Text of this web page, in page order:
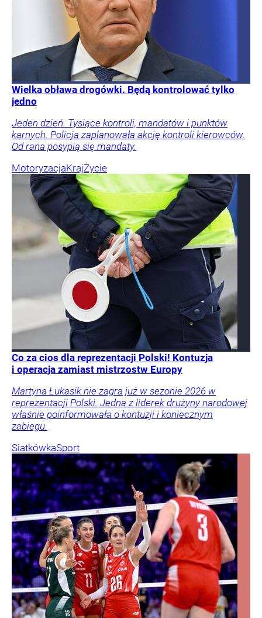
Wielka obława drogówki. Będą kontrolować tylko
jedno
Jeden dzień. Tysiące kontroli, mandatów i punktów
karnych. Policja zaplanowała akcję kontroli kierowców.
Od rana posypią się mandaty.
MotoryzacjaKrajŻycie
Co za cios dla reprezentacji Polski! Kontuzja
i operacja zamiast mistrzostw Europy
Martyna Łukasik nie zagra już w sezonie 2026 w
reprezentacji Polski. Jedna z liderek drużyny narodowej
właśnie poinformowała o kontuzji i koniecznym
zabiegu.
SiatkówkaSport